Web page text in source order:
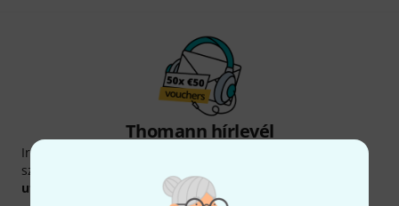
Thomann hírlevél
Iratkozz fel a Thomann angol nyelvű hírlevelére, és kis
szerencsével megnyerheted a
utalvány